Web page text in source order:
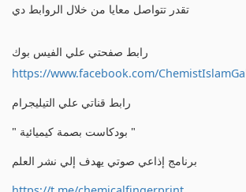
تقدر تتواصل معايا من خلال الروابط دي
رابط صفحتي علي الفيس بوك
https://www.facebook.com/
رابط قناتي علي التيليجرام
" بودكاست بصمة كيميائية "
برنامج إذاعي صوتي يهدف إلي نشر العلم